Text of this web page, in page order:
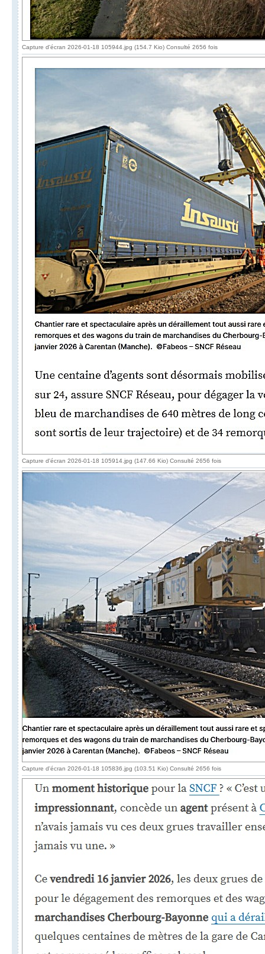
Capture d'écran 2026-01-18 105944.jpg (154.7 Kio) Consulté 2656 fois
Capture d'écran 2026-01-18 105914.jpg (147.66 Kio) Consulté 2656 fois
Capture d'écran 2026-01-18 105836.jpg (103.51 Kio) Consulté 2656 fois